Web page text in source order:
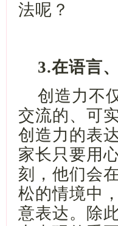
法呢？
3.在语言
创造力不
交流的、可
创造力的表
家长只要用
刻，他们会
松的情境中
意表达。除